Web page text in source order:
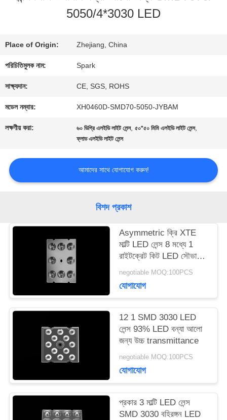
নিয়ন্ত্রণ
সাথে
যোগাযোগ
খবর
একটি
করুন
সাইটম্যাপ
নীতি
5050/4*3030 LED
Place of Origin: Zhejiang, China
পরিচিতিমুলক নাম: Spark
সাক্ষ্যদান: CE, SGS, ROHS
মডেল নম্বার: XH0460D-SMD70-5050-JYBAM
লক্ষণীয় করা: ৬০ ডিগ্রি এলইডি লাইট লেন্স,৫০*৫০ মিমি এলইডি লাইট লেন্স,
ফ্লাড এলইডি লাইট লেন্স
আমাদের সাথে যোগাযোগ করুন!
বিশদ প্রকাশ
Asymmetric ক্রি XTE
মাল্টি LED লেন্স 8 মধ্যে 1
রাইটক্রেট কিট LED সৌভাগ্য
হালকা জন্য
negotiable MOQ:100PCS
যোগাযোগ
12 1 SMD 3030 LED
লেন্স 93% LED বন্যা আলো
জন্য উচ্চ transmittance
negotiable MOQ:100PCS
যোগাযোগ
প্রকার 3 মাল্টি LED লেন্স
SMD 3030 বহিরঙ্গন LED